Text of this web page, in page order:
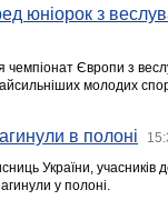
юніорок з
чемпіонат Європи з
молодих
в полоні
України,
у полоні.